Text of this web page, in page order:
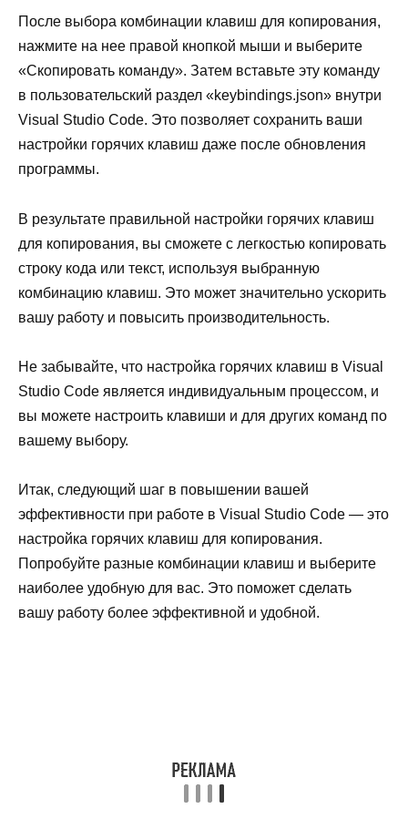
После выбора комбинации клавиш для копирования,
нажмите на нее правой кнопкой мыши и выберите
«Скопировать команду». Затем вставьте эту команду
в пользовательский раздел «keybindings.json» внутри
Visual Studio Code. Это позволяет сохранить ваши
настройки горячих клавиш даже после обновления
программы.
В результате правильной настройки горячих клавиш
для копирования, вы сможете с легкостью копировать
строку кода или текст, используя выбранную
комбинацию клавиш. Это может значительно ускорить
вашу работу и повысить производительность.
Не забывайте, что настройка горячих клавиш в Visual
Studio Code является индивидуальным процессом, и
вы можете настроить клавиши и для других команд по
вашему выбору.
Итак, следующий шаг в повышении вашей
эффективности при работе в Visual Studio Code — это
настройка горячих клавиш для копирования.
Попробуйте разные комбинации клавиш и выберите
наиболее удобную для вас. Это поможет сделать
вашу работу более эффективной и удобной.